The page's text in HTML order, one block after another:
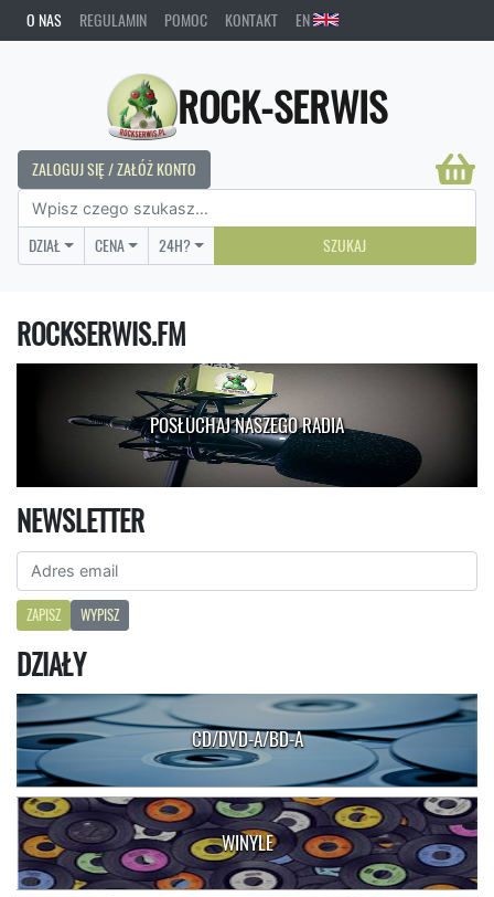
O NAS REGULAMIN POMOC KONTAKT EN
ROCK-SERWIS
ZALOGUJ SIĘ / ZAŁÓŻ KONTO
DZIAŁ CENA 24H? SZUKAJ
ROCKSERWIS.FM
POSŁUCHAJ NASZEGO RADIA
NEWSLETTER
ZAPISZ WYPISZ
DZIAŁY
CD/DVD-A/BD-A
WINYLE